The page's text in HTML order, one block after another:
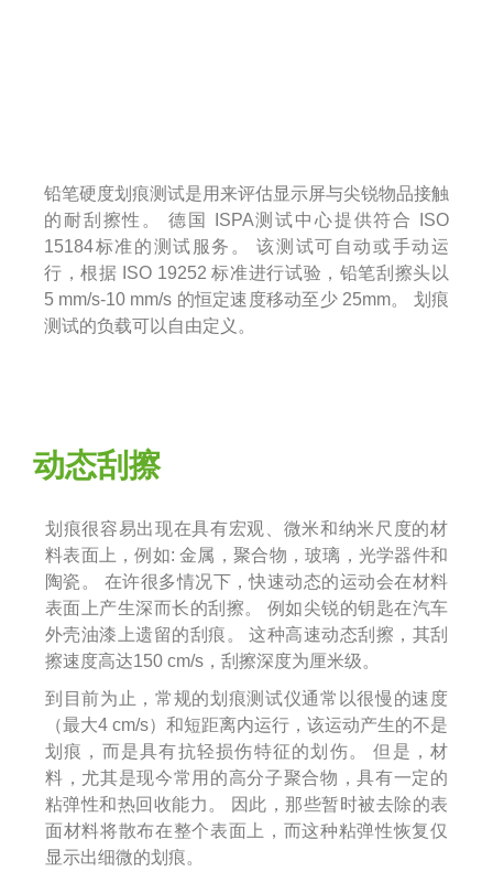
铅笔硬度划痕测试是用来评估显示屏与尖锐物品接触
的耐刮擦性。 德国 ISPA测试中心提供符合 ISO
15184标准的测试服务。 该测试可自动或手动运
行，根据 ISO 19252 标准进行试验，铅笔刮擦头以
5 mm/s-10 mm/s 的恒定速度移动至少 25mm。 划痕
测试的负载可以自由定义。
动态刮擦
划痕很容易出现在具有宏观、微米和纳米尺度的材
料表面上，例如:金属，聚合物，玻璃，光学器件和
陶瓷。 在许很多情况下，快速动态的运动会在材料
表面上产生深而长的刮擦。 例如尖锐的钥匙在汽车
外壳油漆上遗留的刮痕。 这种高速动态刮擦，其刮
擦速度高达150 cm/s，刮擦深度为厘米级。
到目前为止，常规的划痕测试仪通常以很慢的速度
（最大4 cm/s）和短距离内运行，该运动产生的不是
划痕，而是具有抗轻损伤特征的划伤。 但是，材
料，尤其是现今常用的高分子聚合物，具有一定的
粘弹性和热回收能力。 因此，那些暂时被去除的表
面材料将散布在整个表面上，而这种粘弹性恢复仅
显示出细微的划痕。